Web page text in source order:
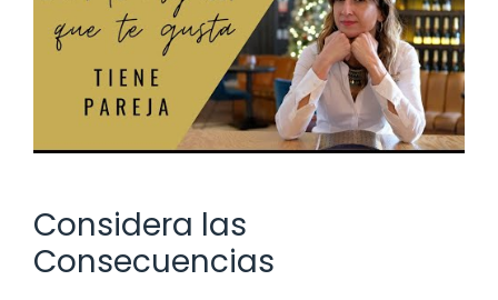
Considera las
Consecuencias